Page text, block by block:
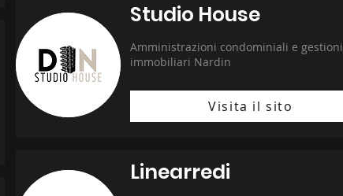
Studio House
Amministrazioni condominiali e gestioni
immobiliari Nardin
Visita il sito
Linearredi